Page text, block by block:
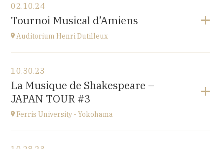
Esplanade Léopold-Robert 1 CH-2000 Neuchâtel
at20H15
02.10.24
Tournoi Musical d’Amiens
Auditorium Henri Dutilleux
Conservatoire d'Amiens
3 rue Desprez 80000 AMIENS
at15H
10.30.23
La Musique de Shakespeare –
JAPAN TOUR #3
Ferris University - Yokohama